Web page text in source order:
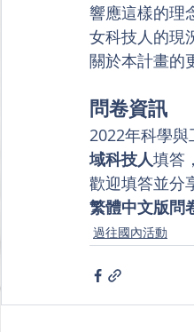
響應這樣的理
女科技人的現
關於本計畫的
問卷資訊
2022年科學與
域科技人填答
歡迎填答並分
繁體中文版問
過往國內活動